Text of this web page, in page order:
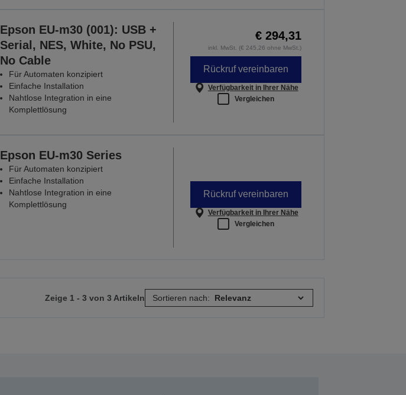
Epson EU-m30 (001): USB +
Serial, NES, White, No PSU,
No Cable
Für Automaten konzipiert
Einfache Installation
Nahtlose Integration in eine
Komplettlösung
€ 294,31
inkl. MwSt. (€ 245,26 ohne MwSt.)
Rückruf vereinbaren
Verfügbarkeit in Ihrer Nähe
Vergleichen
Epson EU-m30 Series
Für Automaten konzipiert
Einfache Installation
Nahtlose Integration in eine
Komplettlösung
Rückruf vereinbaren
Verfügbarkeit in Ihrer Nähe
Vergleichen
Zeige 1 - 3 von 3 Artikeln Sortieren nach: